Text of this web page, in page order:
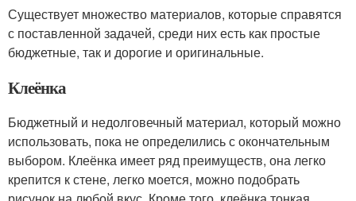
Существует множество материалов, которые справятся
с поставленной задачей, среди них есть как простые
бюджетные, так и дорогие и оригинальные.
Клеёнка
Бюджетный и недолговечный материал, который можно
использовать, пока не определились с окончательным
выбором. Клеёнка имеет ряд преимуществ, она легко
крепится к стене, легко моется, можно подобрать